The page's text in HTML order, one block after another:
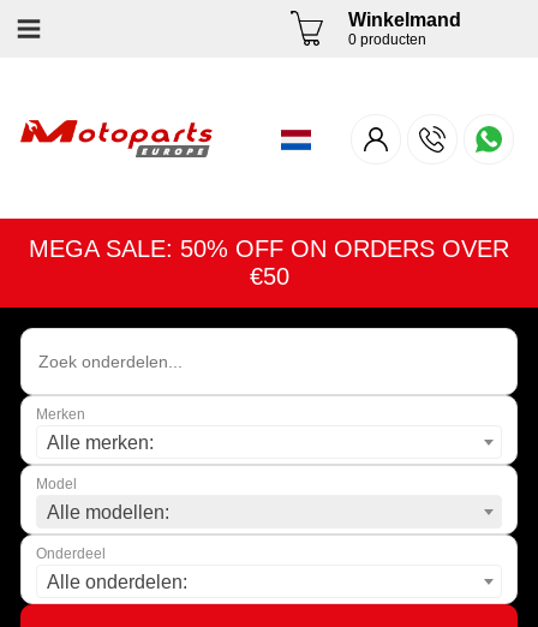
Winkelmand
0 producten
MEGA SALE: 50% OFF ON ORDERS OVER
€50
Merken
Alle merken:
Model
Alle modellen:
Onderdeel
Alle onderdelen: